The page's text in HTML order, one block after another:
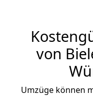
von
Umzüge können